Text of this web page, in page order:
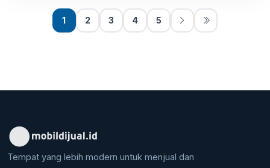
1 2 3 4 5
Tempat yang lebih modern untuk menjual dan